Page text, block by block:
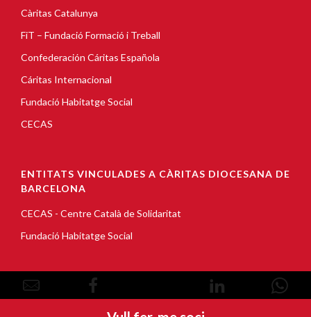
Càritas Catalunya
FiT – Fundació Formació i Treball
Confederación Cáritas Española
Cáritas Internacional
Fundació Habitatge Social
CECAS
ENTITATS VINCULADES A CÀRITAS DIOCESANA DE
BARCELONA
CECAS - Centre Català de Solidaritat
Fundació Habitatge Social
© Copyright 2026, Càritas Barcelona |Avís Legal|